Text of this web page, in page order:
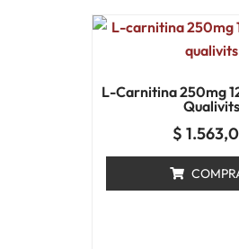
L-Carnitina 250mg
Qualivits
$